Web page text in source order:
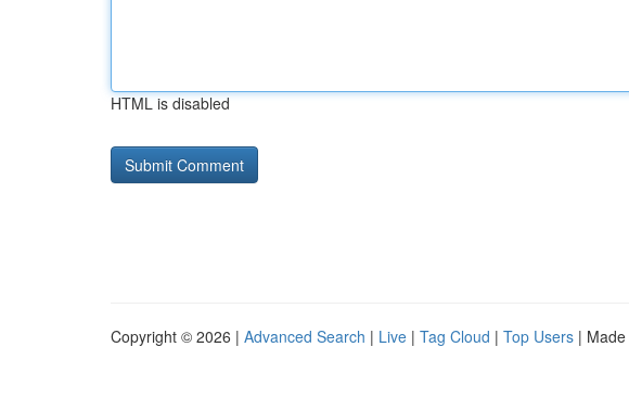
HTML is disabled
Copyright © 2026 | Advanced Search | Live | Tag Cloud | Top Users |